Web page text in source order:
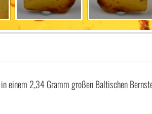
einem 2,34 Gramm großen Baltischen